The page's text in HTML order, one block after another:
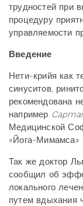
трудностей при
процедуру
управляемости
Введение
Нети-крийя как
синуситов,
рекомендована
например
Медицинской
«Йога-Мимамса»
Так же доктор
сообщил об
локального
путем вдыхания